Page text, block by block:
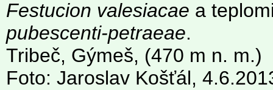
Festucion valesiacae a
pubescenti-petraeae.
Tribeč, Gýmeš, (470 m n. m.)
Foto: Jaroslav Košťál,